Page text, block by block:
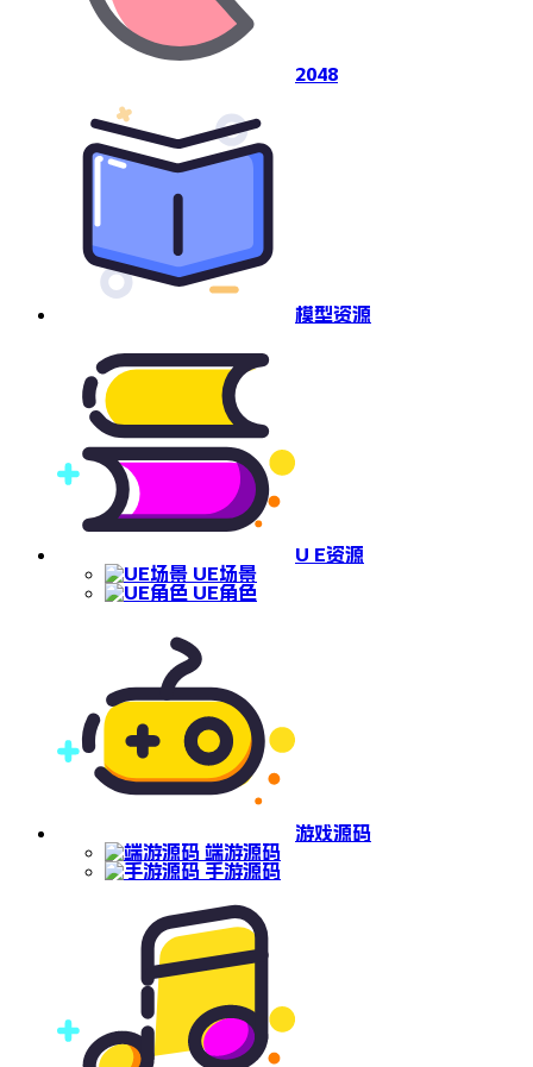
2048
模型资源
U E资源
UE场景
UE角色
游戏源码
端游源码
手游源码